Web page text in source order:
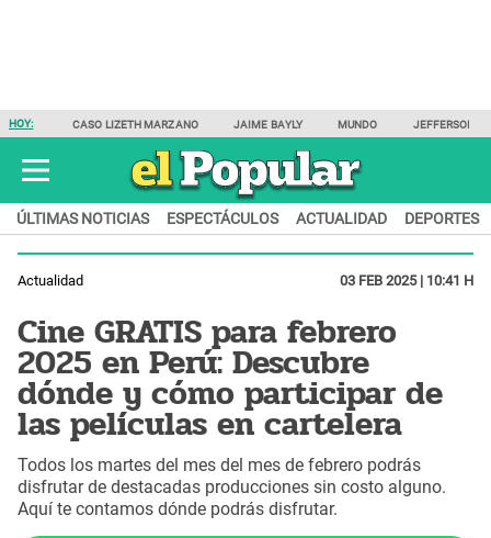
HOY: CASO LIZETH MARZANO JAIME BAYLY MUNDO JEFFERSON
ÚLTIMAS NOTICIAS ESPECTÁCULOS ACTUALIDAD DEPORTES
Actualidad 03 FEB 2025 | 10:41 H
Cine GRATIS para febrero
2025 en Perú: Descubre
dónde y cómo participar de
las películas en cartelera
Todos los martes del mes del mes de febrero podrás
disfrutar de destacadas producciones sin costo alguno.
Aquí te contamos dónde podrás disfrutar.